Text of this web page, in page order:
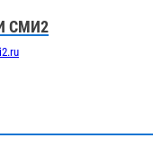
СМИ2